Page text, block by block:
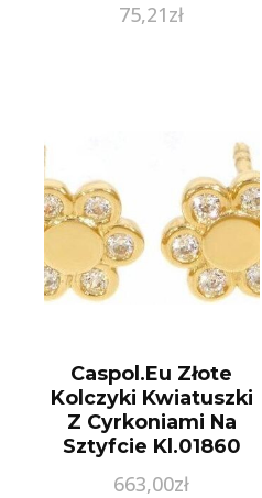
75,21zł
Caspol.Eu Złote
Kolczyki Kwiatuszki
Z Cyrkoniami Na
Sztyfcie Kl.01860
663,00zł